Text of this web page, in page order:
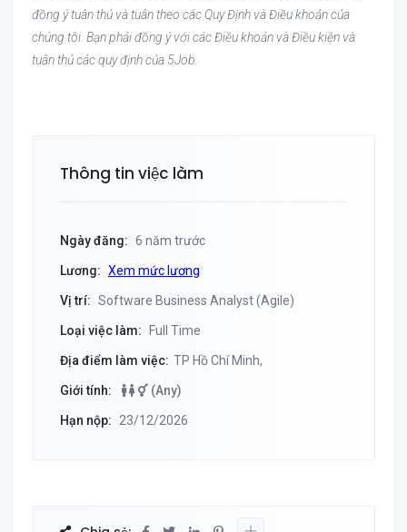
đồng ý tuân thủ và tuân theo các Quy Định và Điều khoản của
chúng tôi. Bạn phải đồng ý với các Điều khoản và Điều kiện và
tuân thủ các quy định của 5Job.
Thông tin việc làm
Ngày đăng: 6 năm trước
Lương: Xem mức lương
Vị trí: Software Business Analyst (Agile)
Loại việc làm: Full Time
Địa điểm làm việc: TP Hồ Chí Minh,
Giới tính: (Any)
Hạn nộp: 23/12/2026